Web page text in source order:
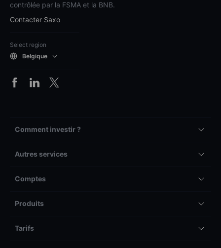
contrôlée par la FSMA et la BNB.
Contacter Saxo
Select region
Belgique
Comment investir ?
Autres services
Comptes
Produits
Tarifs